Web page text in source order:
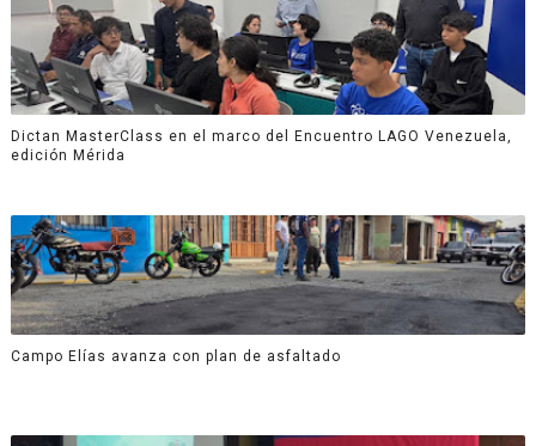
Dictan MasterClass en el marco del Encuentro LAGO Venezuela,
edición Mérida
Campo Elías avanza con plan de asfaltado